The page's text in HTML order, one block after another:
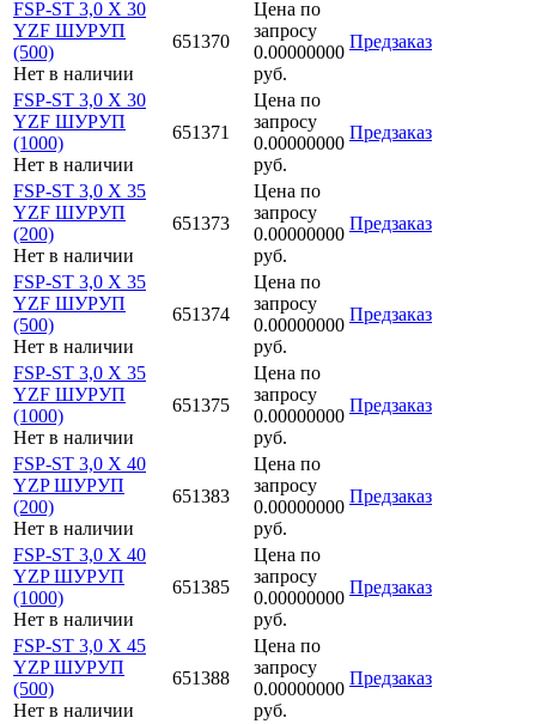
FSP-ST 3,0 X 30
YZF ШУРУП
(500)
Нет в наличии
651370
Цена по
запросу
0.00000000
руб.
Предзаказ
FSP-ST 3,0 X 30
YZF ШУРУП
(1000)
Нет в наличии
651371
Цена по
запросу
0.00000000
руб.
Предзаказ
FSP-ST 3,0 X 35
YZF ШУРУП
(200)
Нет в наличии
651373
Цена по
запросу
0.00000000
руб.
Предзаказ
FSP-ST 3,0 X 35
YZF ШУРУП
(500)
Нет в наличии
651374
Цена по
запросу
0.00000000
руб.
Предзаказ
FSP-ST 3,0 X 35
YZF ШУРУП
(1000)
Нет в наличии
651375
Цена по
запросу
0.00000000
руб.
Предзаказ
FSP-ST 3,0 X 40
YZP ШУРУП
(200)
Нет в наличии
651383
Цена по
запросу
0.00000000
руб.
Предзаказ
FSP-ST 3,0 X 40
YZP ШУРУП
(1000)
Нет в наличии
651385
Цена по
запросу
0.00000000
руб.
Предзаказ
FSP-ST 3,0 X 45
YZP ШУРУП
(500)
Нет в наличии
651388
Цена по
запросу
0.00000000
руб.
Предзаказ